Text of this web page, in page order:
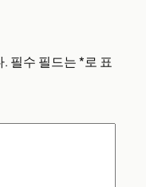
. 필수 필드는*로 표